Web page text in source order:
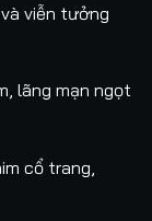
viễn tưởng
lãng mạn ngọt
cổ trang,